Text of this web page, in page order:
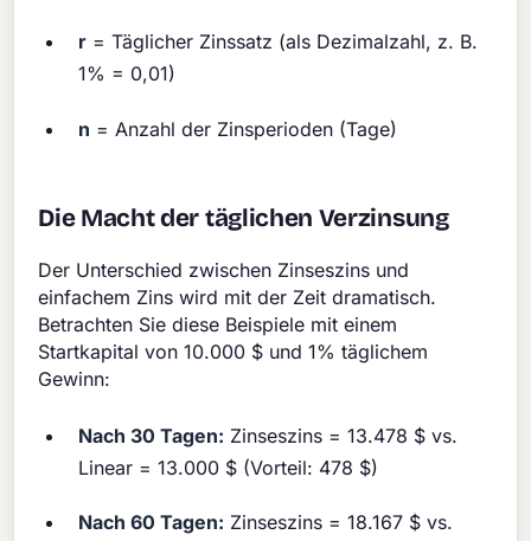
r = Täglicher Zinssatz (als Dezimalzahl, z. B.
1% = 0,01)
n = Anzahl der Zinsperioden (Tage)
Die Macht der täglichen Verzinsung
Der Unterschied zwischen Zinseszins und
einfachem Zins wird mit der Zeit dramatisch.
Betrachten Sie diese Beispiele mit einem
Startkapital von 10.000 $ und 1% täglichem
Gewinn:
Nach 30 Tagen: Zinseszins = 13.478 $ vs.
Linear = 13.000 $ (Vorteil: 478 $)
Nach 60 Tagen: Zinseszins = 18.167 $ vs.